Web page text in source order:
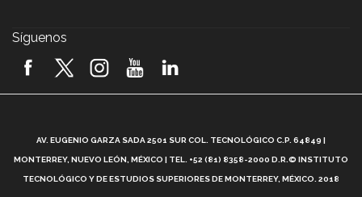
2026! (video)
¿Cómo es el Modelo Educativo Tec? (video)
Síguenos
AV. EUGENIO GARZA SADA 2501 SUR COL. TECNOLÓGICO C.P. 64849 |
MONTERREY, NUEVO LEÓN, MÉXICO | TEL. +52 (81) 8358-2000 D.R.© INSTITUTO
TECNOLÓGICO Y DE ESTUDIOS SUPERIORES DE MONTERREY, MÉXICO. 2018